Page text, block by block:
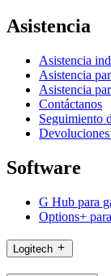
Asistencia
Asistencia
Asistencia
Asistencia
Contáctanos
Seguimiento
Software
G Hub para
Options+
Logitech